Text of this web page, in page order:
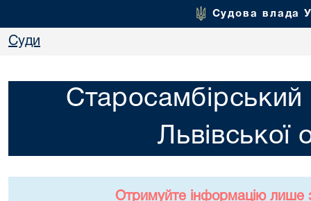
Судова влада
Суди
Львівської
Отримуйте інформацію лише